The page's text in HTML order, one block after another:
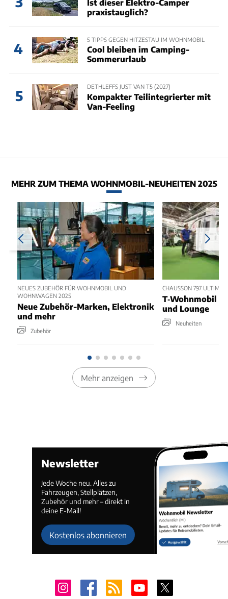
Ist dieser Elektro-Camper
praxistauglich?
4
5 TIPPS GEGEN HITZESTAU IM WOHNMOBIL
Cool bleiben im Camping-
Sommerurlaub
5
DETHLEFFS JUST VAN T5 (2027)
Kompakter Teilintegrierter mit
Van-Feeling
MEHR ZUM THEMA WOHNMOBIL-NEUHEITEN 2025
NEUES ZUBEHÖR FÜR WOHNMOBIL UND
WOHNWAGEN 2025
Neue Zubehör-Marken, Elektronik
und mehr
Zubehör
CHAUSSON 797
T‑Wohnmobil
und Lounge
Neuheiten
Mehr anzeigen
Newsletter
Jede Woche neu. Alles zu
Fahrzeugen, Stellplätzen,
Zubehör und mehr – direkt in
deine E-Mail!
Kostenlos abonnieren